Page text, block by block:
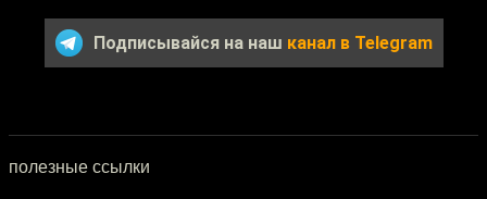
Подписывайся на наш канал в Telegram
полезные ссылки